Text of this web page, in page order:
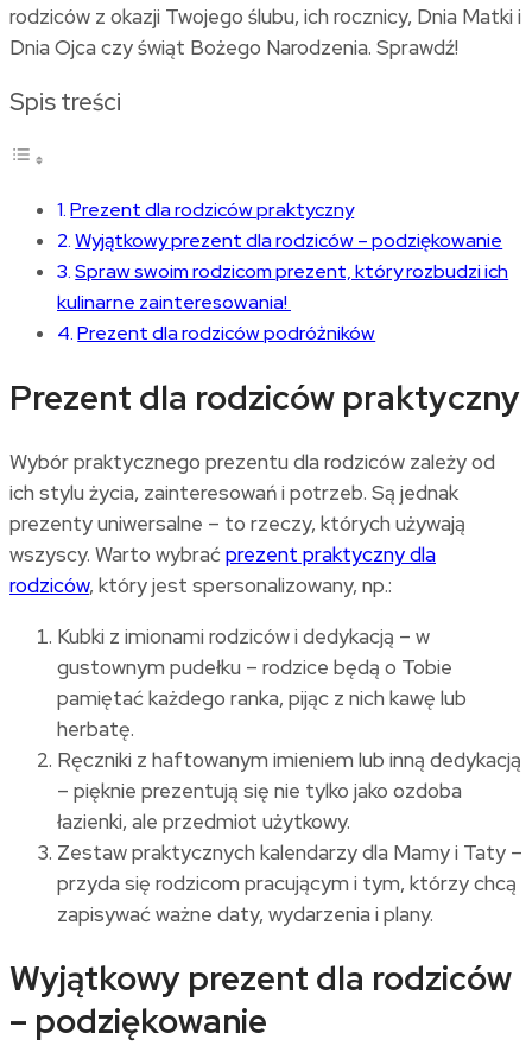
rodziców z okazji Twojego ślubu, ich rocznicy, Dnia Matki i
Dnia Ojca czy świąt Bożego Narodzenia. Sprawdź!
Spis treści
Prezent dla rodziców praktyczny
Wyjątkowy prezent dla rodziców – podziękowanie
Spraw swoim rodzicom prezent, który rozbudzi ich
kulinarne zainteresowania!
Prezent dla rodziców podróżników
Prezent dla rodziców praktyczny
Wybór praktycznego prezentu dla rodziców zależy od
ich stylu życia, zainteresowań i potrzeb. Są jednak
prezenty uniwersalne – to rzeczy, których używają
wszyscy. Warto wybraćprezent praktyczny dla
rodziców, który jest spersonalizowany, np.:
Kubki z imionami rodziców i dedykacją – w
gustownym pudełku – rodzice będą o Tobie
pamiętać każdego ranka, pijąc z nich kawę lub
herbatę.
Ręczniki z haftowanym imieniem lub inną dedykacją
– pięknie prezentują się nie tylko jako ozdoba
łazienki, ale przedmiot użytkowy.
Zestaw praktycznych kalendarzy dla Mamy i Taty –
przyda się rodzicom pracującym i tym, którzy chcą
zapisywać ważne daty, wydarzenia i plany.
Wyjątkowy prezent dla rodziców
– podziękowanie